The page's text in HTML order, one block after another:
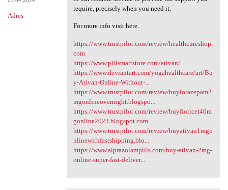
Adres
require, precisely when you need it.
For more info visit here.
https://www.trustpilot.com/review/healthcureshop.
com
https://www.pillsmartstore.com/ativan/
https://www.deviantart.com/yogahealthcare/art/Bu
y-Ativan-Online-Without-...
https://www.trustpilot.com/review/buylorazepam2
mgonlineovernight.blogspo...
https://www.trustpilot.com/review/buyfioricet40m
gonline2023.blogspot.com
https://www.trustpilot.com/review/buyativan1mgo
nlinewithfastshipping.blo...
https://www.alprazolampills.com/buy-ativan-2mg-
online-super-fast-deliver...